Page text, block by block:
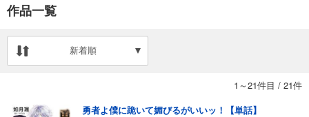
作品一覧
新着順
1～21件目 / 21件
勇者よ僕に跪いて媚びるがいいッ！【単話】